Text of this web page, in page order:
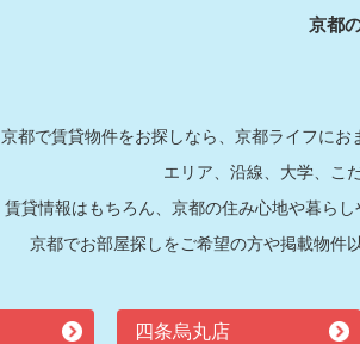
京都
京都で賃貸物件をお探しなら、京都ライフに
エリア、沿線、大学、こ
賃貸情報はもちろん、京都の住み心地や暮ら
京都でお部屋探しをご希望の方や掲載物件
四条烏丸店